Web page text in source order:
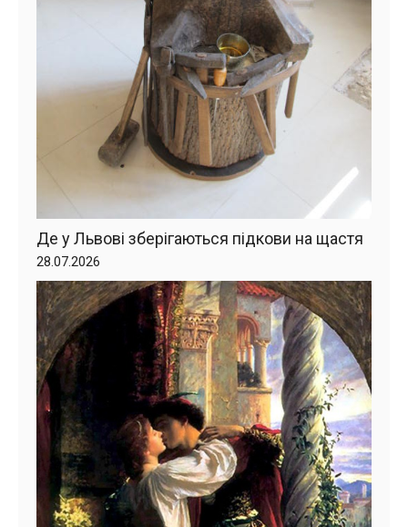
Де у Львові зберігаються підкови на щастя
28.07.2026